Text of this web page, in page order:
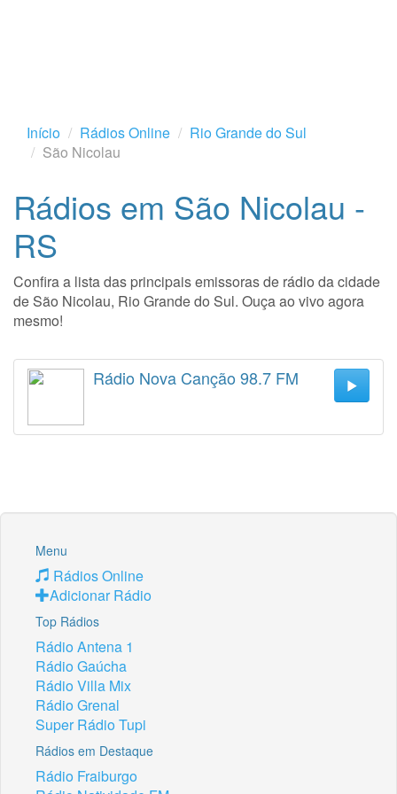
Início Rádios Online
Rio Grande do Sul
São Nicolau
Rádios em São Nicolau -
RS
Confira a lista das principais emissoras de rádio da cidade
de São Nicolau, Rio Grande do Sul. Ouça ao vivo agora
mesmo!
Rádio Nova Canção 98.7 FM
Menu
Rádios Online
Adicionar Rádio
Top Rádios
Rádio Antena 1
Rádio Gaúcha
Rádio Villa Mix
Rádio Grenal
Super Rádio Tupi
Rádios em Destaque
Rádio Fraiburgo